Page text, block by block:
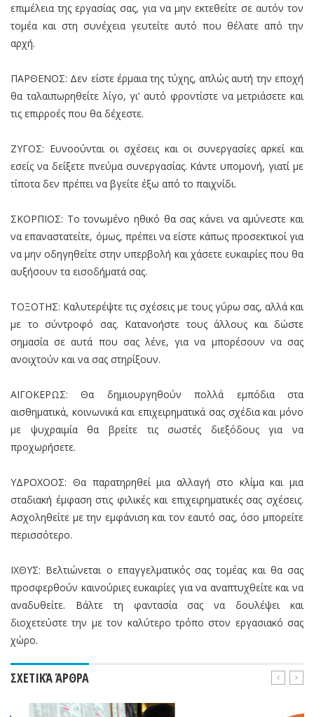
επιμέλεια της εργασίας σας, για να μην εκτεθείτε σε αυτόν τον
τομέα και στη συνέχεια γευτείτε αυτό που θέλατε από την
αρχή.
ΠΑΡΘΕΝΟΣ: Δεν είστε έρμαια της τύχης, απλώς αυτή την εποχή
θα ταλαιπωρηθείτε λίγο, γι’ αυτό φροντίστε να μετριάσετε και
τις επιρροές που θα δέχεστε.
ΖΥΓΟΣ: Ευνοούνται οι σχέσεις και οι συνεργασίες αρκεί και
εσείς να δείξετε πνεύμα συνεργασίας. Κάντε υπομονή, γιατί με
τίποτα δεν πρέπει να βγείτε έξω από το παιχνίδι.
ΣΚΟΡΠΙΟΣ: Το τονωμένο ηθικό θα σας κάνει να αμύνεστε και
να επαναστατείτε, όμως, πρέπει να είστε κάπως προσεκτικοί για
να μην οδηγηθείτε στην υπερβολή και χάσετε ευκαιρίες που θα
αυξήσουν τα εισοδήματά σας.
ΤΟΞΟΤΗΣ: Καλυτερέψτε τις σχέσεις με τους γύρω σας, αλλά και
με το σύντροφό σας. Κατανοήστε τους άλλους και δώστε
σημασία σε αυτά που σας λένε, για να μπορέσουν να σας
ανοιχτούν και να σας στηρίξουν.
ΑΙΓΟΚΕΡΩΣ: Θα δημιουργηθούν πολλά εμπόδια στα
αισθηματικά, κοινωνικά και επιχειρηματικά σας σχέδια και μόνο
με ψυχραιμία θα βρείτε τις σωστές διεξόδους για να
προχωρήσετε.
ΥΔΡΟΧΟΟΣ: Θα παρατηρηθεί μια αλλαγή στο κλίμα και μια
σταδιακή έμφαση στις φιλικές και επιχειρηματικές σας σχέσεις.
Ασχοληθείτε με την εμφάνιση και τον εαυτό σας, όσο μπορείτε
περισσότερο.
ΙΧΘΥΣ: Βελτιώνεται ο επαγγελματικός σας τομέας και θα σας
προσφερθούν καινούριες ευκαιρίες για να αναπτυχθείτε και να
αναδυθείτε. Βάλτε τη φαντασία σας να δουλέψει και
διοχετεύστε την με τον καλύτερο τρόπο στον εργασιακό σας
χώρο.
ΣΧΕΤΙΚΆ ΆΡΘΡΑ